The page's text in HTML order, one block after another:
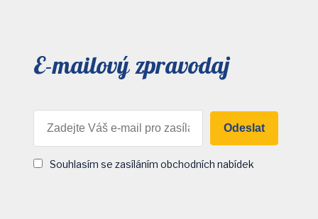
E-mailový zpravodaj
Odeslat
Souhlasím se zasíláním obchodních nabídek